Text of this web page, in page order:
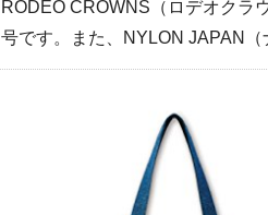
RODEO CROWNS（ロデオクラ
号です。また、NYLON JAPAN（